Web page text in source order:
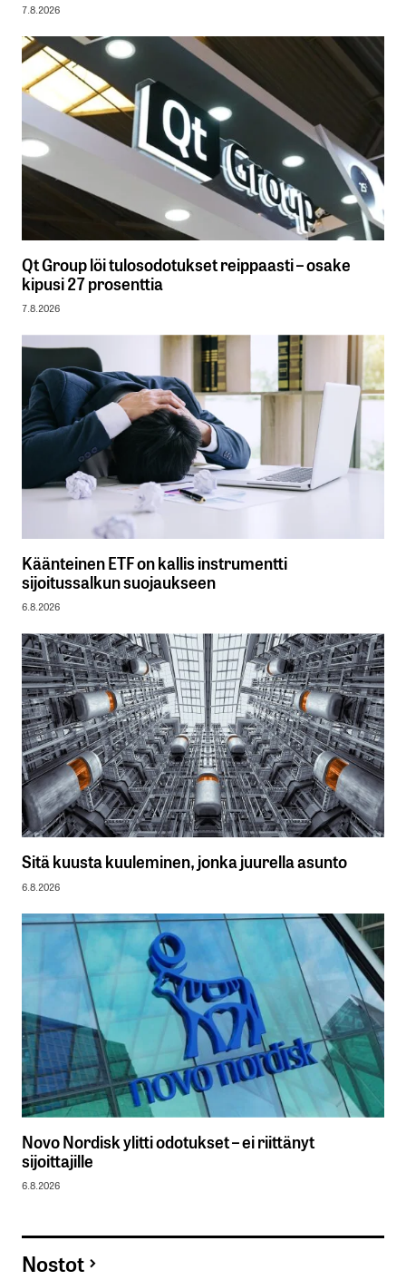
7.8.2026
Qt Group löi tulosodotukset reippaasti – osake
kipusi 27 prosenttia
7.8.2026
Käänteinen ETF on kallis instrumentti
sijoitussalkun suojaukseen
6.8.2026
Sitä kuusta kuuleminen, jonka juurella asunto
6.8.2026
Novo Nordisk ylitti odotukset – ei riittänyt
sijoittajille
6.8.2026
Nostot